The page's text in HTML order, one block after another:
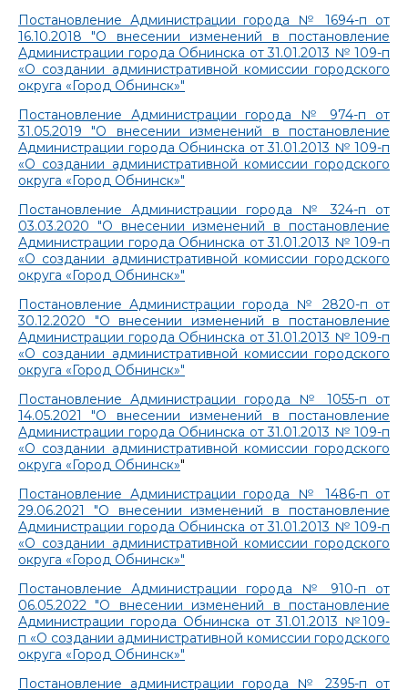
Постановление Администрации города № 1694-п от
16.10.2018 "О внесении изменений в постановление
Администрации города Обнинска от 31.01.2013 № 109-п
«О создании административной комиссии городского
округа «Город Обнинск»"
Постановление Администрации города № 974-п от
31.05.2019 "О внесении изменений в постановление
Администрации города Обнинска от 31.01.2013 № 109-п
«О создании административной комиссии городского
округа «Город Обнинск»"
Постановление Администрации города № 324-п от
03.03.2020 "О внесении изменений в постановление
Администрации города Обнинска от 31.01.2013 № 109-п
«О создании административной комиссии городского
округа «Город Обнинск»"
Постановление Администрации города № 2820-п от
30.12.2020 "О внесении изменений в постановление
Администрации города Обнинска от 31.01.2013 № 109-п
«О создании административной комиссии городского
округа «Город Обнинск»"
Постановление Администрации города № 1055-п от
14.05.2021 "О внесении изменений в постановление
Администрации города Обнинска от 31.01.2013 № 109-п
«О создании административной комиссии городского
округа «Город Обнинск»"
Постановление Администрации города № 1486-п от
29.06.2021 "О внесении изменений в постановление
Администрации города Обнинска от 31.01.2013 № 109-п
«О создании административной комиссии городского
округа «Город Обнинск»"
Постановление Администрации города № 910-п от
06.05.2022 "О внесении изменений в постановление
Администрации города Обнинска от 31.01.2013 №109-
п «О создании административной комиссии городского
округа «Город Обнинск»"
Постановление администрации города № 2395-п от